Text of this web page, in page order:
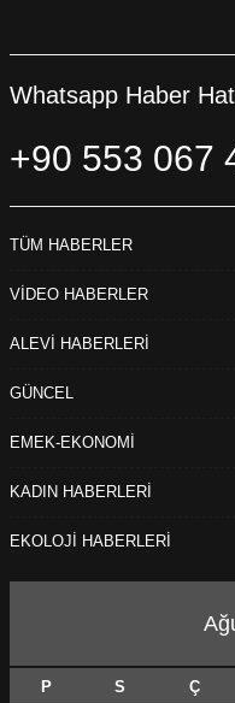
Whatsapp Haber
+90 553 067
TÜM HABERLER
VİDEO HABERLER
ALEVİ HABERLERİ
GÜNCEL
EMEK-EKONOMİ
KADIN HABERLERİ
EKOLOJİ HABERLERİ
P S Ç